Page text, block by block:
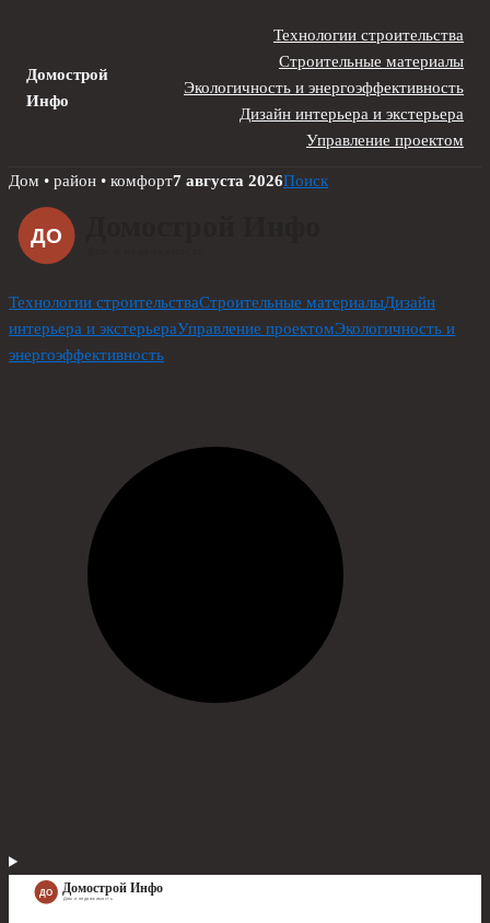
Домострой
Инфо
Технологии строительства
Строительные материалы
Экологичность и энергоэффективность
Дизайн интерьера и экстерьера
Управление проектом
Skip
content
Дом • район • комфорт7 августа 2026Поиск
Технологии строительстваСтроительные материалыДизайн
интерьера и экстерьераУправление проектомЭкологичность и
энергоэффективность